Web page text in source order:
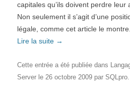
capitales qu’ils doivent perdre leur
Non seulement il s’agit d’une
légale, comme cet article le montre.
Lire la suite →
Cette entrée a été publiée dans
Server le 26 octobre 2009 par SQLpro.